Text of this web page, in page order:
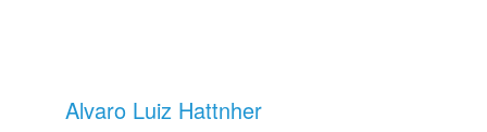
Alvaro Luiz Hattnher